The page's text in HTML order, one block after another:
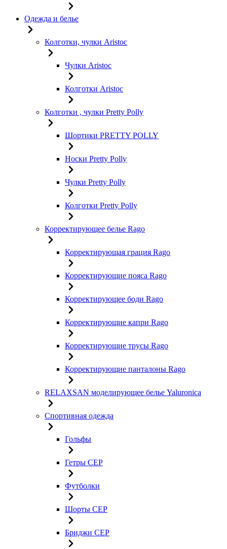
Одежда и белье
Колготки, чулки Aristoc
Чулки Aristoc
Колготки Aristoc
Колготки , чулки Pretty Polly
Шортики PRETTY POLLY
Носки Pretty Polly
Чулки Pretty Polly
Колготки Pretty Polly
Корректирующее белье Rago
Корректирующая грация Rago
Корректирующие пояса Rago
Корректирующее боди Rago
Корректирующие капри Rago
Корректирующие трусы Rago
Корректирующие панталоны Rago
RELAXSAN моделирующее белье Yaluroniсa
Спортивная одежда
Гольфы
Гетры CEP
Футболки
Шорты CEP
Бриджи CEP